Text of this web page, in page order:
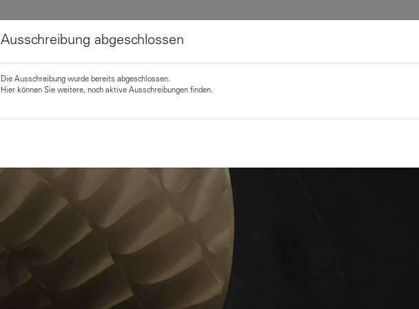
Ausschreibung abgeschlossen
Die Ausschreibung wurde bereits abgeschlossen.
Hier können Sie weitere, noch aktive Ausschreibungen finden.